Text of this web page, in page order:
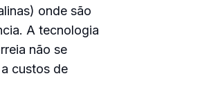
onde são
A tecnologia
não se
custos de